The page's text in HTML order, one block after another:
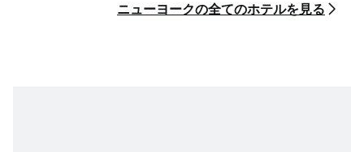
ニューヨークの全てのホテルを見る